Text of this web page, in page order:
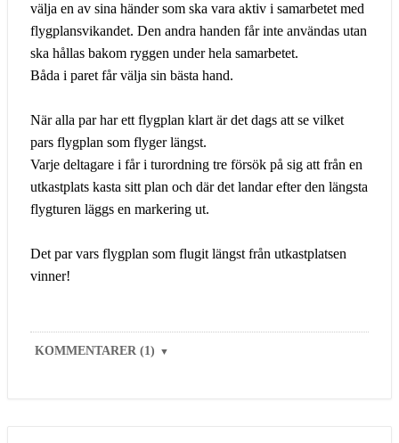
välja en av sina händer som ska vara aktiv i samarbetet med
flygplansvikandet. Den andra handen får inte användas utan
ska hållas bakom ryggen under hela samarbetet.
Båda i paret får välja sin bästa hand.
När alla par har ett flygplan klart är det dags att se vilket
pars flygplan som flyger längst.
Varje deltagare i får i turordning tre försök på sig att från en
utkastplats kasta sitt plan och där det landar efter den längsta
flygturen läggs en markering ut.
Det par vars flygplan som flugit längst från utkastplatsen
vinner!
KOMMENTARER (1) ▼